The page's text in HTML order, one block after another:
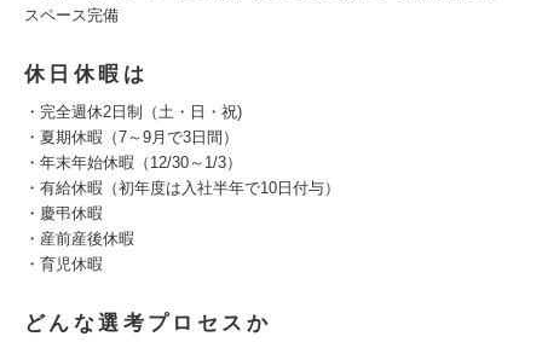
スペース完備
休日休暇は
・完全週休2日制（土・日・祝)
・夏期休暇（7～9月で3日間）
・年末年始休暇（12/30～1/3）
・有給休暇（初年度は入社半年で10日付与）
・慶弔休暇
・産前産後休暇
・育児休暇
どんな選考プロセスか